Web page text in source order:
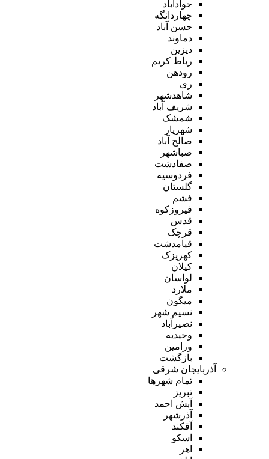
جوادآباد
چهاردانگه
حسن آباد
دماوند
دیزین
رباط کریم
رودهن
ری
شاهدشهر
شریف آباد
شمشک
شهریار
صالح آباد
صباشهر
صفادشت
فردوسیه
گلستان
فشم
فیروزکوه
قدس
قرچک
قیامدشت
کهریزک
کیلان
لواسان
ملارد
میگون
نسیم شهر
نصیرآباد
وحیدیه
ورامین
بازگشت
آذربایجان شرقی
تمام شهر‌ها
تبریز
آبش احمد
آذرشهر
آقکند
اسکو
اهر